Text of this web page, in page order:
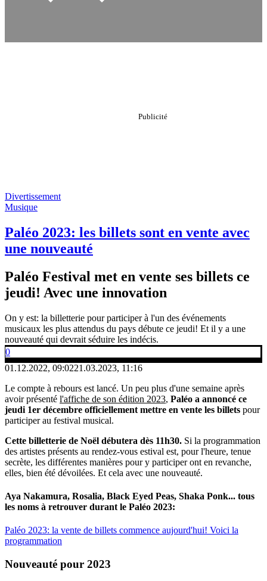
Divertissement
Musique
Paléo 2023: les billets sont en vente avec
une nouveauté
Paléo Festival met en vente ses billets ce
jeudi! Avec une innovation
On y est: la billetterie pour participer à l'un des événements
musicaux les plus attendus du pays débute ce jeudi! Et il y a une
nouveauté qui devrait séduire les indécis.
0
01.12.2022, 09:0221.03.2023, 11:16
Le compte à rebours est lancé. Un peu plus d'une semaine après
avoir présenté l'affiche de son édition 2023, Paléo a annoncé ce
jeudi 1er décembre officiellement mettre en vente les billets pour
participer au festival musical.
Cette billetterie de Noël débutera dès 11h30. Si la programmation
des artistes présents au rendez-vous estival est, pour l'heure, tenue
secrète, les différentes manières pour y participer ont en revanche,
elles, bien été dévoilées. Et cela avec une nouveauté.
Aya Nakamura, Rosalia, Black Eyed Peas, Shaka Ponk... tous
les noms à retrouver durant le Paléo 2023:
Paléo 2023: la vente de billets commence aujourd'hui! Voici la
programmation
Nouveauté pour 2023